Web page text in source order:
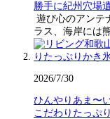
勝手に紀州穴場
遊び心のアンテ
ラス、海岸には
2026/7/30
ひんやりあま〜
こだわりたっぷ